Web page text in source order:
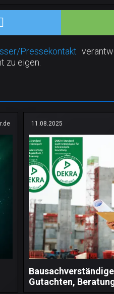
Pressekontakt
zu eigen.
11.08.2025
Gutachten,